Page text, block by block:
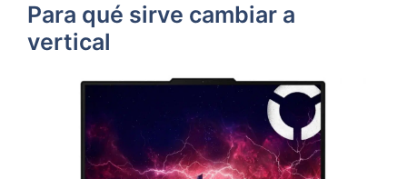
Para qué sirve cambiar a
vertical